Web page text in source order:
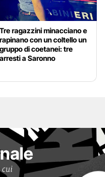
Tre ragazzini minacciano e
rapinano con un coltello un
gruppo di coetanei: tre
arresti a Saronno
cui